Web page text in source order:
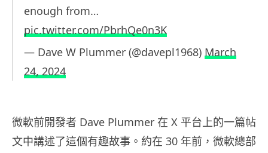
enough from…
pic.twitter.com/PbrhQe0n3K
— Dave W Plummer (@davepl1968) March
24, 2024
微軟前開發者 Dave Plummer 在 X 平台上的一篇帖
文中講述了這個有趣故事。約在 30 年前，微軟總部